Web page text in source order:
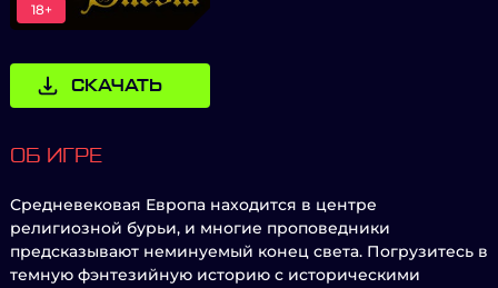
18+
СКАЧАТЬ
ОБ ИГРЕ
Средневековая Европа находится в центре
религиозной бурьи, и многие проповедники
предсказывают неминуемый конец света. Погрузитесь в
темную фэнтезийную историю с историческими